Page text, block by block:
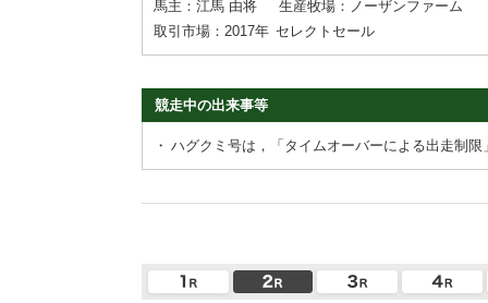
馬主：江馬 由将
生産牧場：ノーザンファーム
取引市場：2017年 セレクトセール
競走中の出来事等
・ ハグクミ号は，「タイムオーバーによる出走制